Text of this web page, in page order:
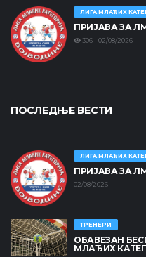
ЛИГА МЛАЂИХ
ПРИЈАВА ЗА
306 02/08/2026
ПОСЛЕДЊЕ ВЕСТИ
ЛИГА МЛАЂИХ
ПРИЈАВА ЗА
02/08/2026
ТРЕНЕРИ
ОБАВЕЗАН
МЛАЂИХ